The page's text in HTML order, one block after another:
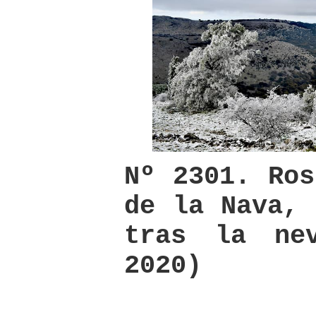
Nº 2301.
de la Nava,
tras la
2020)